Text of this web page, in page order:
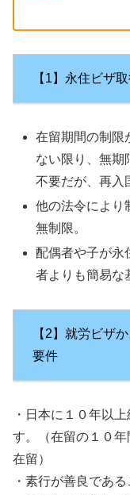
【1】永住ビザ
在留期間の制限
ない限り、無
不要だが、再入
他の法令により
無制限。
配偶者や子が永
者よりも簡易な
【2】就労ビザ
要件
・日本に１０年以
す。（在留の１０
在留）
・素行が善良である